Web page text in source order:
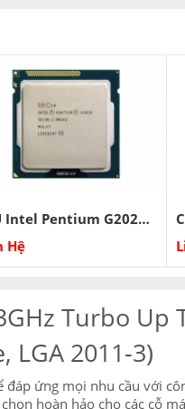
CPU Intel Pentium G2020 (2.90GHz) 2nd
Hệ
Turbo Up
LGA 2011-3)
đáp ứng mọi nhu cầu với
hoàn hảo cho các cỗ